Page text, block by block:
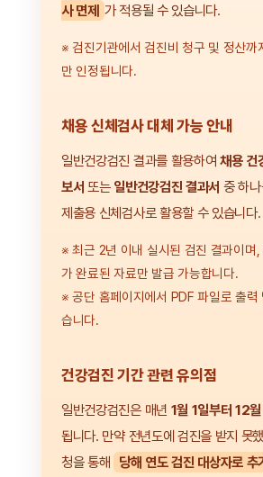
사 면제 가 적용될 수 있습니다.
※ 검진기관에서 검진비 청구 및 정산까
만 인정됩니다.
채용 신체검사 대체 가능 안내
일반건강검진 결과를 활용하여채용 건
보서 또는 일반건강검진 결과서 중 하
제출용 신체검사로 활용할 수 있습니다.
※ 최근 2년 이내 실시된 검진 결과이며,
가 완료된 자료만 발급 가능합니다.
※ 공단 홈페이지에서 PDF 파일로 출력
습니다.
건강검진 기간 관련 유의점
일반건강검진은 매년 1월 1일부터 12
됩니다. 만약 전년도에 검진을 받지 못
청을 통해 당해 연도 검진 대상자로 추